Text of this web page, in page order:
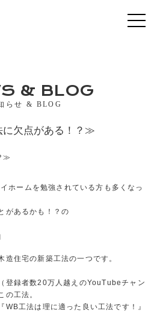
& BLOG
らせ & BLOG
欠点がある！？≫
ホームを勉強されている方も多くなっ
があるかも！？の
造住宅の新築工法の一つです。
登録者数20万人越えのYouTubeチャン
の工法。
WB工法は理に適った良い工法です！』